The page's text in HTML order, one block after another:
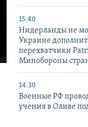
15:40
Нидерланды не
Украине
перехватчики
Минобороны
14:30
Военные РФ
учения в Оливе